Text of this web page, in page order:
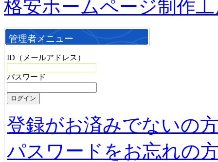
格安ホームページ制作
管理者メニュー
ID（メールアドレス）
パスワード
登録がお済みでないの
パスワードをお忘れの